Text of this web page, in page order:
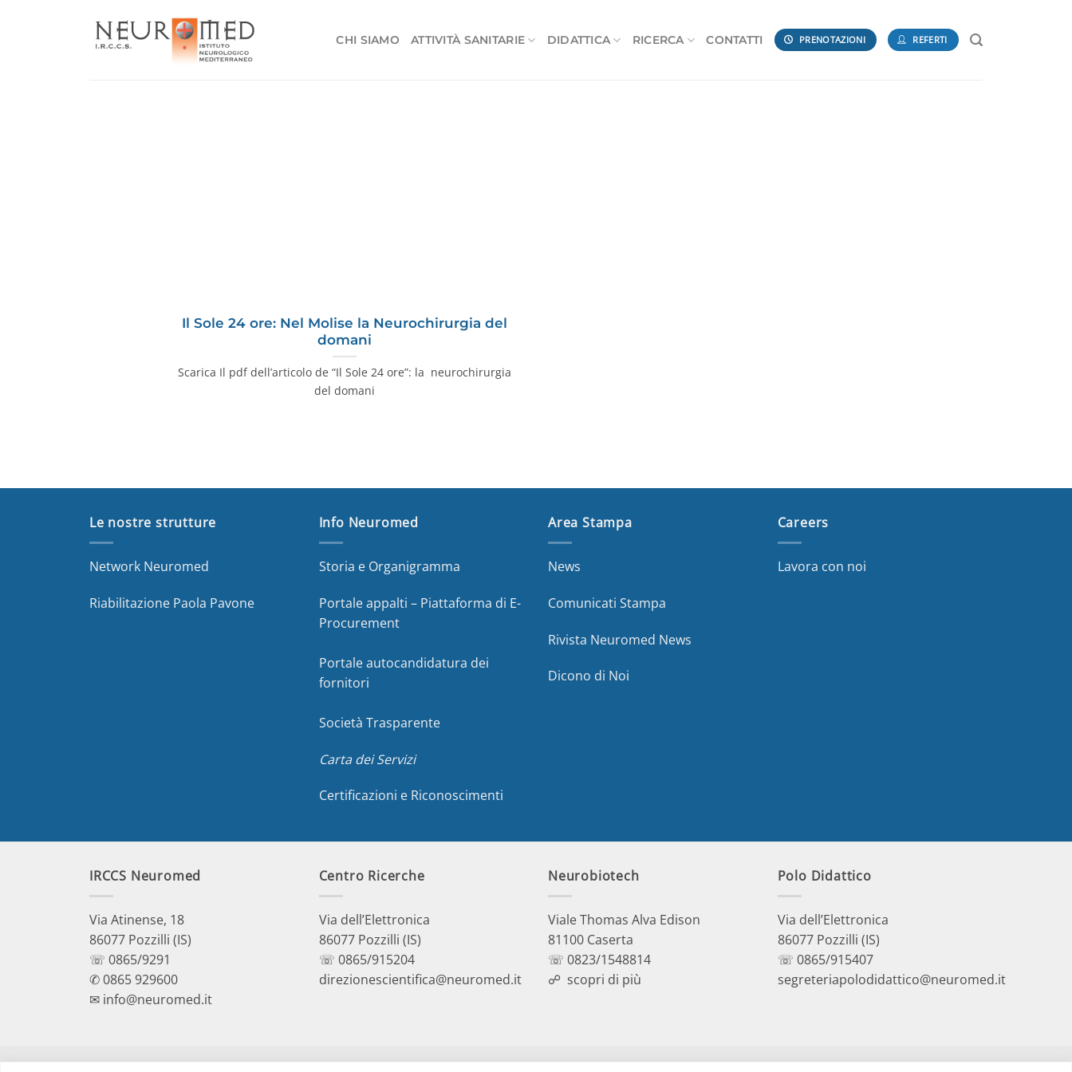
CHI SIAMO ATTIVITÀ SANITARIE DIDATTICA RICERCA CONTATTI PRENOTAZIONI REFERTI
Il Sole 24 ore: Nel Molise la Neurochirurgia del
domani
Scarica Il pdf dell’articolo de “Il Sole 24 ore”: la neurochirurgia
del domani
Le nostre strutture
Network Neuromed
Riabilitazione Paola Pavone
Info Neuromed
Storia e Organigramma
Portale appalti – Piattaforma di E-
Procurement
Portale autocandidatura dei
fornitori
Società Trasparente
Carta dei Servizi
Certificazioni e Riconoscimenti
Area Stampa
News
Comunicati Stampa
Rivista Neuromed News
Dicono di Noi
Careers
Lavora con noi
IRCCS Neuromed
Via Atinense, 18
86077 Pozzilli (IS)
☏ 0865/9291
✆ 0865 929600
✉ info@neuromed.it
Centro Ricerche
Via dell’Elettronica
86077 Pozzilli (IS)
☏ 0865/915204
direzionescientifica@neuromed.it
Neurobiotech
Viale Thomas Alva Edison
81100 Caserta
☏ 0823/1548814
☍ scopri di più
Polo Didattico
Via dell’Elettronica
86077 Pozzilli (IS)
☏ 0865/915407
segreteriapolodidattico@neuromed.it